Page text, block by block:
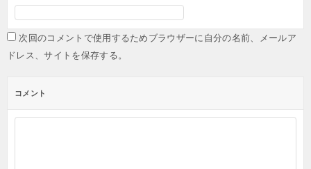
次回のコメントで使用するためブラウザーに自分の名前、メールア
ドレス、サイトを保存する。
コメント